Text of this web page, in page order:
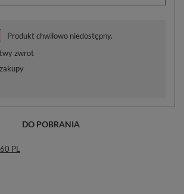
Produkt chwilowo niedostępny.
zwrot
DO POBRANIA
PL